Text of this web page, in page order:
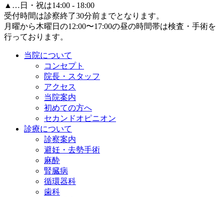
▲ …日・祝は14:00 - 18:00
受付時間は診察終了30分前までとなります。
月曜から木曜日の12:00〜17:00の昼の時間帯は検査・手術を
行っております。
当院について
コンセプト
院長・スタッフ
アクセス
当院案内
初めての方へ
セカンドオピニオン
診療について
診察案内
避妊・去勢手術
麻酔
腎臓病
循環器科
歯科